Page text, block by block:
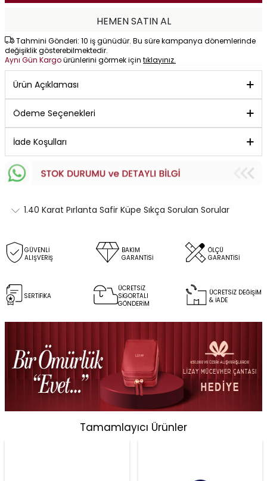
HEMEN SATIN AL
Tahmini Gönderi: 10 iş günüdür. Bu süre kampanya dönemlerinde
değişiklik gösterebilmektedir.
Aynı Gün Kargoürünlerini görmek için tıklayınız.
Ürün Açıklaması
Ödeme Seçenekleri
İade Koşulları
1.40 Karat Pırlanta Safir Küpe Sıkça Sorulan Sorular
GÜVENLİ
ALIŞVERİŞ
BAKIM
GARANTİSİ
ÖLÇÜ
GARANTİSİ
SERTİFİKA
ÜCRETSİZ
SİGORTALI
GÖNDERİM
ÜCRETSİZ DEĞİŞİM
& İADE
Tamamlayıcı Ürünler